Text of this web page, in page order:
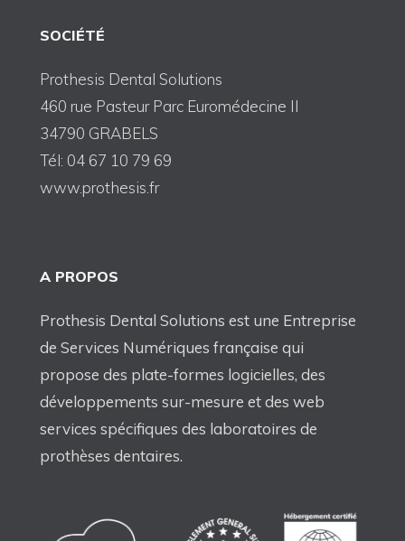
SOCIÉTÉ
Prothesis Dental Solutions
460 rue Pasteur Parc Euromédecine II
34790 GRABELS
Tél: 04 67 10 79 69
www.prothesis.fr
A PROPOS
Prothesis Dental Solutions est une Entreprise
de Services Numériques française qui
propose des plate-formes logicielles, des
développements sur-mesure et des web
services spécifiques des laboratoires de
prothèses dentaires.